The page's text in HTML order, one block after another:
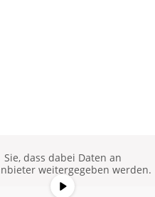
Sie, dass dabei Daten an
weitergegeben werden.